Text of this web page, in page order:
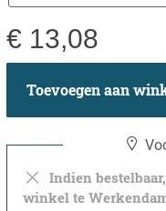
€ 13,08
Toevoegen aan
Indien
winkel te